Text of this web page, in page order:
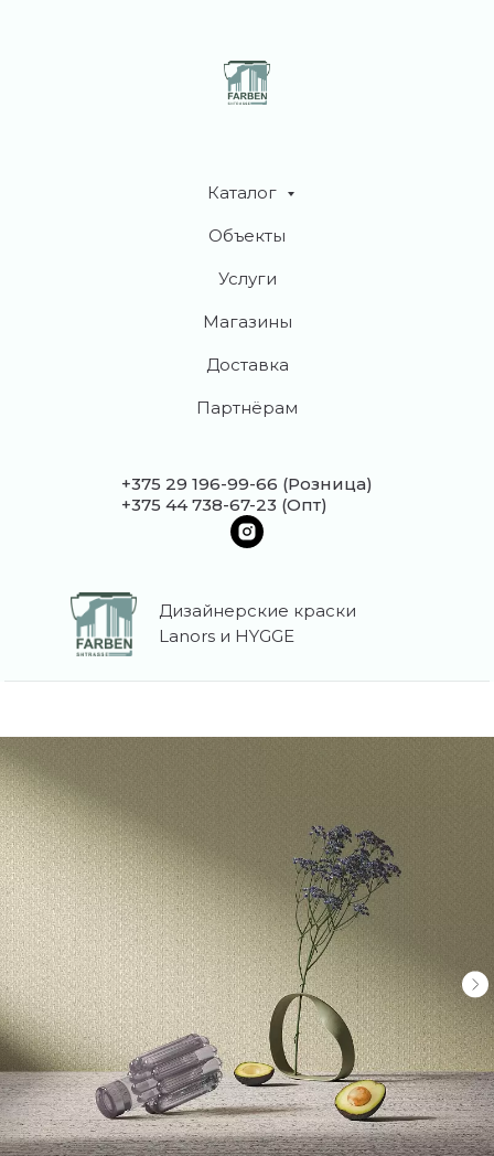
Каталог
Объекты
Услуги
Магазины
Доставка
Партнёрам
+375 29 196-99-66 (Розница)
+375 44 738-67-23 (Опт)
Дизайнерские краски
Lanors и HYGGE